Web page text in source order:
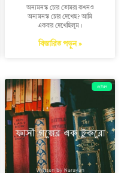
অন্যমনস্ক চোর তোমরা কখনও
অন্যমনস্ক চোর দেখেছ? আমি
একবার দেখেছিলুম।
বিস্তারিত পড়ুন »
ছোটগল্প